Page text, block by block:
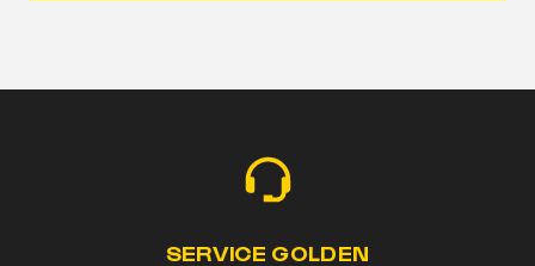
SERVICE GOLDEN